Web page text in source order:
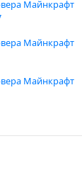
Майнкрафт
Майнкрафт
Майнкрафт